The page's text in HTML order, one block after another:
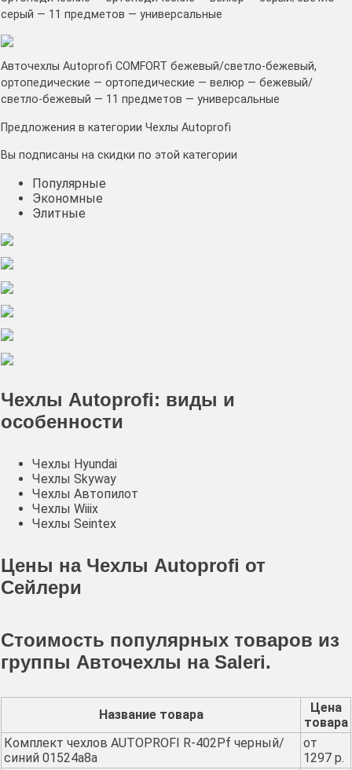
серый — 11 предметов — универсальные
Авточехлы Autoprofi COMFORT бежевый/светло-бежевый,
ортопедические — ортопедические — велюр — бежевый/
светло-бежевый — 11 предметов — универсальные
Предложения в категории Чехлы Autoprofi
Вы подписаны на скидки по этой категории
Популярные
Экономные
Элитные
Чехлы Autoprofi: виды и
особенности
Чехлы Hyundai
Чехлы Skyway
Чехлы Автопилот
Чехлы Wiiix
Чехлы Seintex
Цены на Чехлы Autoprofi от
Сейлери
Стоимость популярных товаров из
группы Авточехлы на Saleri.
Название товара
Цена
товара
Комплект чехлов AUTOPROFI R-402Pf черный/
синий 01524a8a
от
1297 р.